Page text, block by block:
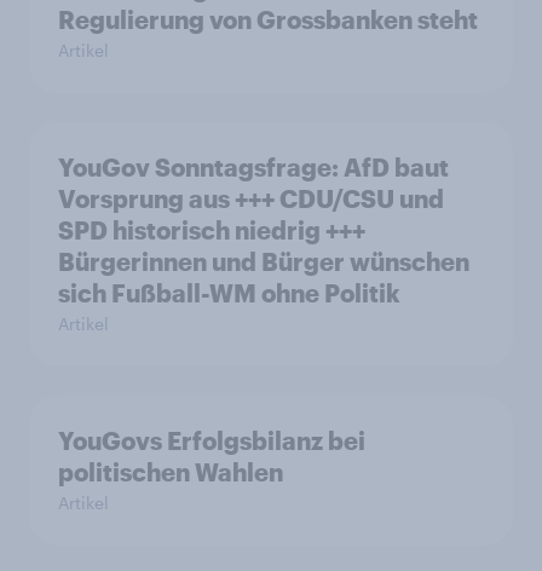
Regulierung von Grossbanken steht
Artikel
YouGov Sonntagsfrage: AfD baut
Vorsprung aus +++ CDU/CSU und
SPD historisch niedrig +++
Bürgerinnen und Bürger wünschen
sich Fußball-WM ohne Politik
Artikel
YouGovs Erfolgsbilanz bei
politischen Wahlen
Artikel